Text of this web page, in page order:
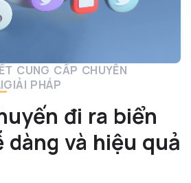
CUNG CẤP CHUYÊN
GIẢI PHÁP
đi ra biển
dàng và hiệu quả